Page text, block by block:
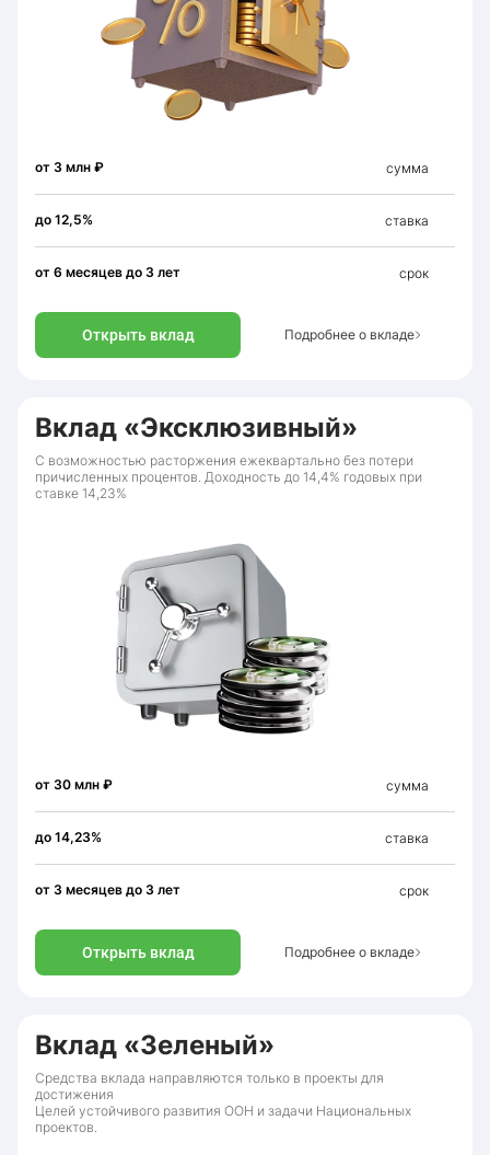
от 3 млн ₽ сумма
до 12,5% ставка
от 6 месяцев до 3 лет срок
Открыть вклад Подробнее о вкладе
Вклад «Эксклюзивный»
С возможностью расторжения ежеквартально без потери
причисленных процентов. Доходность до 14,4% годовых при
ставке 14,23%
от 30 млн ₽ сумма
до 14,23% ставка
от 3 месяцев до 3 лет срок
Открыть вклад Подробнее о вкладе
Вклад «Зеленый»
Средства вклада направляются только в проекты для
достижения
Целей устойчивого развития ООН и задачи Национальных
проектов.